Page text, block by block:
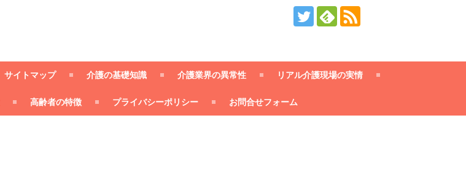
サイトマップ 介護の基礎知識 介護業界の異常性 リアル介護現場の実情
高齢者の特徴 プライバシーポリシー お問合せフォーム